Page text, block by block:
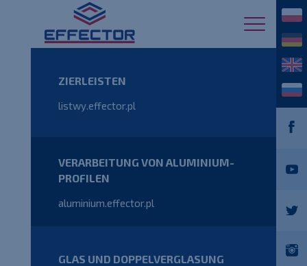
ZIERLEISTEN
listwy.effector.pl
VERARBEITUNG VON ALUMINIUM-
PROFILEN
aluminium.effector.pl
GLAS UND DOPPELVERGLASUNG